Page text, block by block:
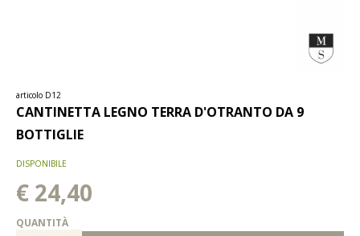
articolo D12
CANTINETTA LEGNO TERRA D'OTRANTO DA 9
BOTTIGLIE
DISPONIBILE
€ 24,40
QUANTITÀ